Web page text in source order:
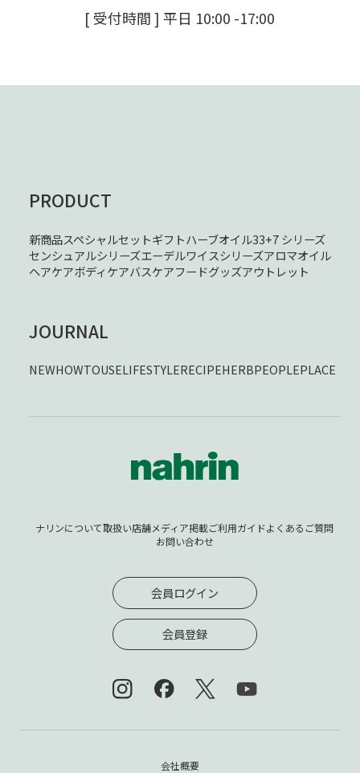
[ 受付時間 ] 平日 10:00 -17:00
PRODUCT
新商品スペシャルセットギフトハーブオイル33+7 シリーズ
センシュアルシリーズエーデルワイスシリーズアロマオイル
ヘアケアボディケアバスケアフードグッズアウトレット
JOURNAL
NEWHOWTOUSELIFESTYLERECIPEHERBPEOPLEPLACE
ナリンについて取扱い店舗メディア掲載ご利用ガイドよくあるご質問
お問い合わせ
会員ログイン
会員登録
会社概要